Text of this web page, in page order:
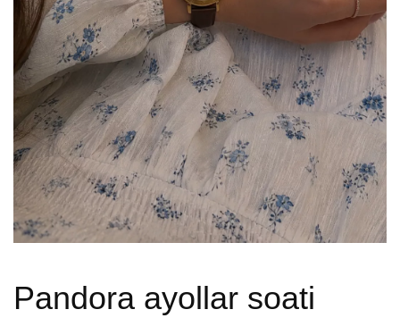
Pandora ayollar soati